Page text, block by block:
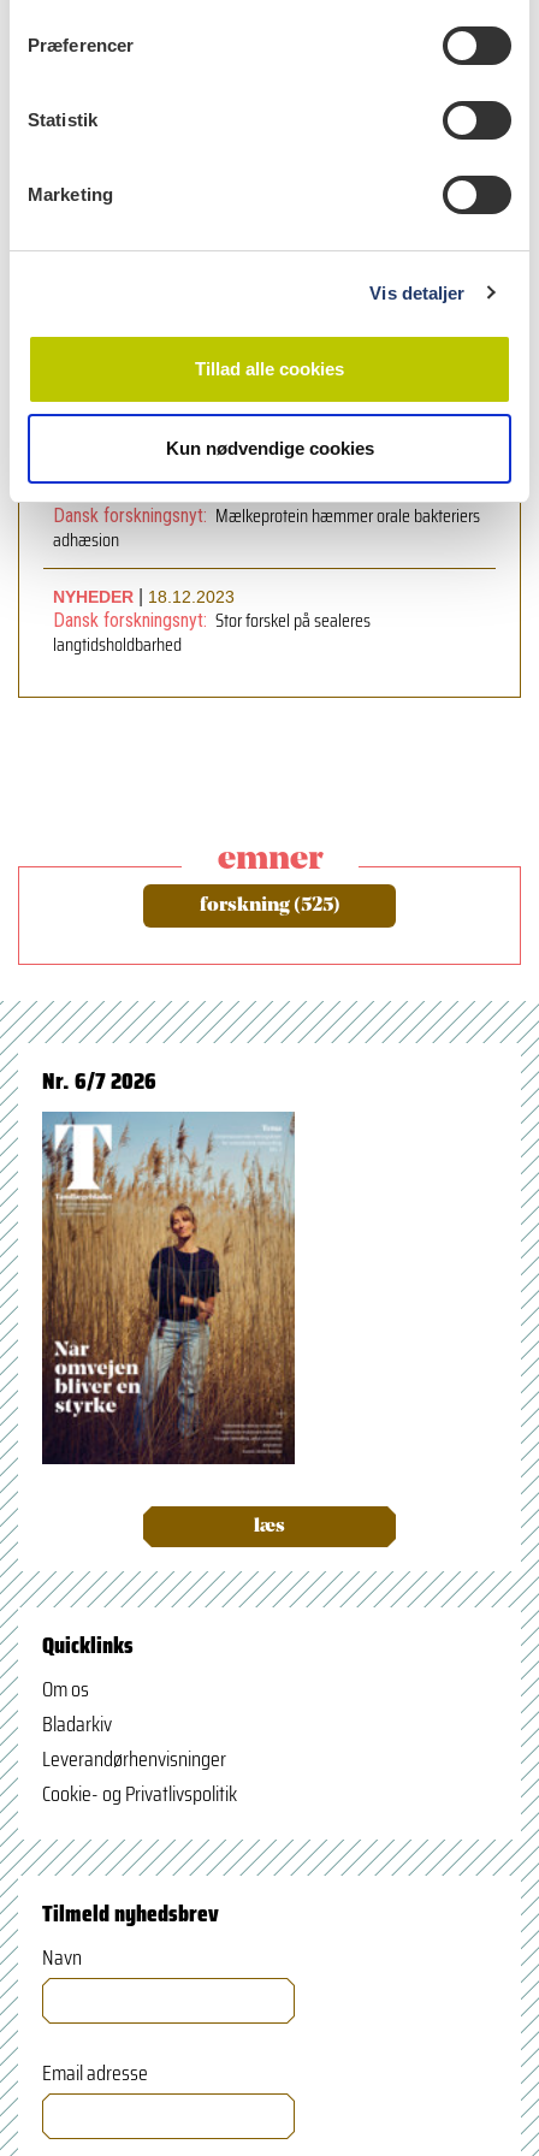
Præferencer
Statistik
Marketing
Vis detaljer
Tillad alle cookies
Kun nødvendige cookies
læs også
NYHEDER|23.4.2025
Kostvaner og hovedpine hos teenagere
Dansk forskningsnyt: Mælkeprotein hæmmer orale bakteriers
adhæsion
NYHEDER 18.12.2023
Dansk forskningsnyt: Stor forskel på sealeres
langtidsholdbarhed
emner
forskning (525)
Nr. 6/7 2026
læs
Quicklinks
Om os
Bladarkiv
Leverandørhenvisninger
Cookie- og Privatlivspolitik
Tilmeld nyhedsbrev
Navn
Email adresse